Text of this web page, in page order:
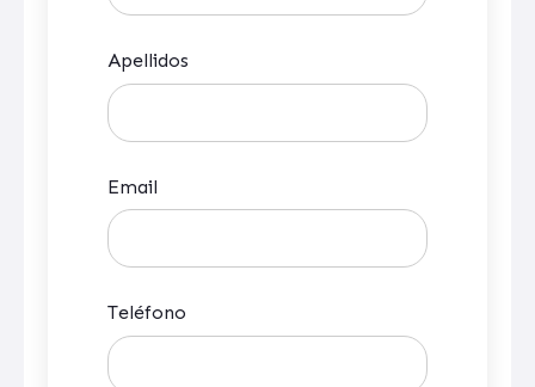
Apellidos
Email
Teléfono